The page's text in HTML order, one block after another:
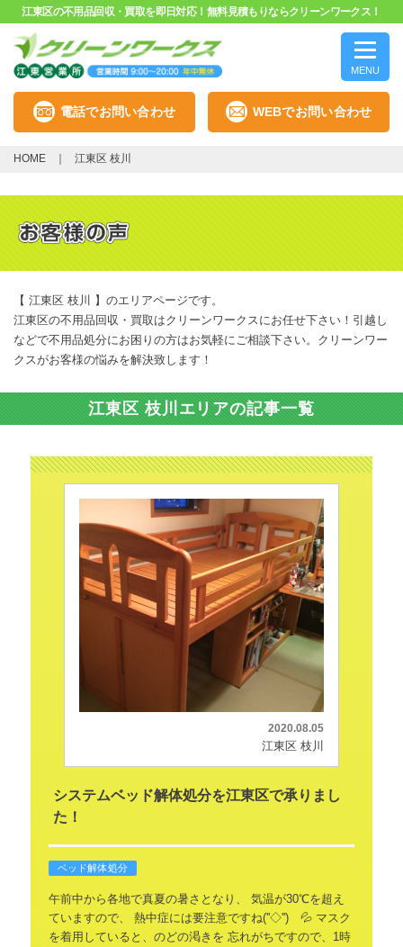
江東区の不用品回収・買取を即日対応！無料見積もりならクリーンワークス！
MENU
電話でお問い合わせ WEBでお問い合わせ
HOME 江東区 枝川
【 江東区 枝川 】のエリアページです。
江東区の不用品回収・買取はクリーンワークスにお任せ下さい！引越し
などで不用品処分にお困りの方はお気軽にご相談下さい。クリーンワー
クスがお客様の悩みを解決致します！
江東区 枝川エリアの記事一覧
2020.08.05
江東区 枝川
システムベッド解体処分を江東区で承りまし
た！
ベッド解体処分
午前中から各地で真夏の暑さとなり、
気温が30℃を超え
ていますので、
熱中症には要注意ですね(''◇'')ゞ💦 マスク
を着用していると、のどの渇きを 忘れがちですので、1時